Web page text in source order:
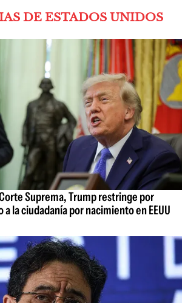
DE ESTADOS UNIDOS
Suprema, Trump restringe por
la ciudadanía por nacimiento en EEUU